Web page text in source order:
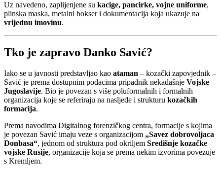
Uz navedeno, zaplijenjene su kacige, pancirke, vojne uniforme,
plinska maska, metalni bokser i dokumentacija koja ukazuje na
vrijednu imovinu.
Tko je zapravo Danko Savić?
Iako se u javnosti predstavljao kao ataman – kozački zapovjednik –
Savić je prema dostupnim podacima pripadnik nekadašnje Vojske
Jugoslavije. Bio je povezan s više poluformalnih i formalnih
organizacija koje se referiraju na nasljeđe i strukturu kozačkih
formacija.
Prema navodima Digitalnog forenzičkog centra, formacije s kojima
je povezan Savić imaju veze s organizacijom „Savez dobrovoljaca
Donbasa“, jednom od struktura pod okriljem Središnje kozačke
vojske Rusije, organizacije koja se prema nekim izvorima povezuje
s Kremljem.